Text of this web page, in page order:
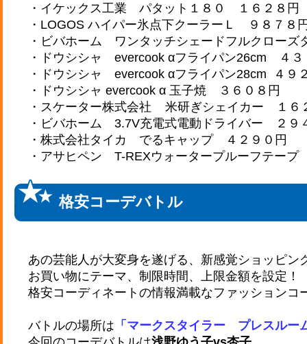
・イケックス工業 パタット１８０ １６２８円
・LOGOS ハイパー氷点下クーラーＬ ９８７８
・ビバホーム ワンタッチシェードフルクロー
・ドウシシャ evercook αフライパン26cm ４３
・ドウシシャ evercook αフライパン28cm ４９
・ドウシシャ evercook α 玉子焼 ３６０８円
・スケーター株式会社 米研ぎシェイカー １６
・ビバホーム 3.7V充電式電動ドライバー ２９
・株式会社タイカ でるキャップ ４２９０円
・アサヒペン T-REXウォータープルーフテー
格安コーデバトル
あの芸能人が大変身を遂げる、新感覚ショッピン
お買い物にテーマ、制限時間、上限金額を設定！
格安コーディネートの情報満載なファッションコ
バトルの場所は 「マークスタイラー プレスルー